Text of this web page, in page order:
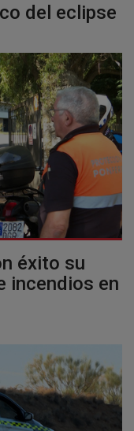
del eclipse
éxito su
incendios en